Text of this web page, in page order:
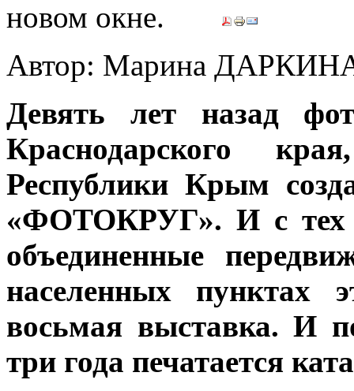
Автор: Марина
Девять лет назад
Краснодарского
Республики Крым
«ФОТОКРУГ». И с тех
объединенные
населенных пунктах
восьмая выставка. И
три года печатается